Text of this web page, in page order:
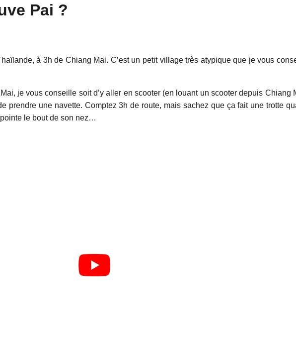
Pai ?
à 3h de Chiang Mai. C’est un petit village très atypique que je vous
je vous conseille soit d’y aller en scooter (en louant un scooter depuis Chiang
prendre une navette. Comptez 3h de route, mais sachez que ça fait une trotte
le bout de son nez…